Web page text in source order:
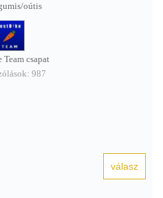
oútis
Team csapat
987